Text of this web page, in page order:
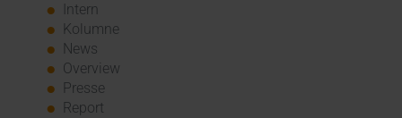
Intern
Kolumne
News
Overview
Presse
Report